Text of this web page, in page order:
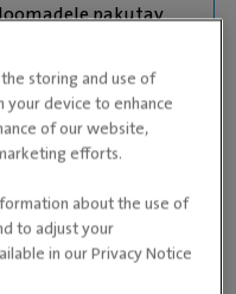
pakutav
kus ta omandas
valdkonnas.
ja ESVONC liige. Ta
ning panustab
kaasaegseid
storing and use of
your device to enhance
of our website,
efforts.
about the use of
to adjust your
in our Privacy Notice